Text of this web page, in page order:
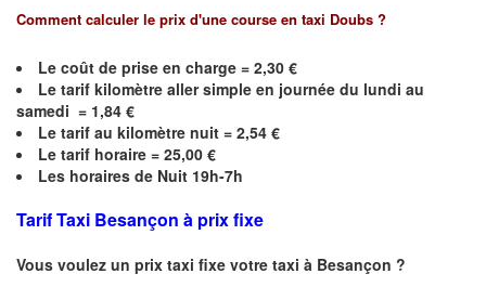
Comment calculer le prix d'une course en taxi Doubs ?
Le coût de prise en charge = 2,30 €
Le tarif kilomètre aller simple en journée du lundi au
samedi = 1,84 €
Le tarif au kilomètre nuit = 2,54 €
Le tarif horaire = 25,00 €
Les horaires de Nuit 19h-7h
Tarif Taxi Besançon à prix fixe
Vous voulez un prix taxi fixe votre taxi à Besançon ?